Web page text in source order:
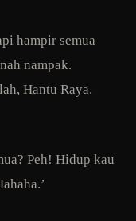
hampir semua
nampak.
Hantu Raya.
Peh! Hidup kau